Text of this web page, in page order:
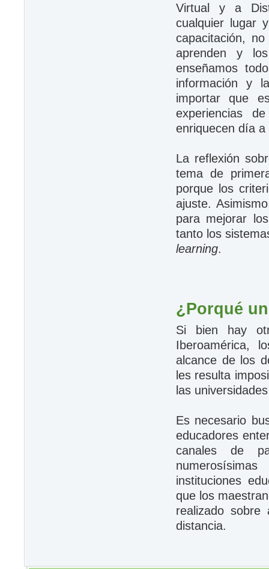
Virtual y a
cualquier lugar
capacitación,
aprenden y
enseñamos
información y
importar que
experiencias
enriquecen día a
La reflexión
tema de
porque los
ajuste.
para mejorar
tanto los
learning.
¿Porqué
Si bien hay
Iberoamérica,
alcance de los
les resulta
las
Es necesario
educadores
canales de
instituciones
que los
realizado
distancia.